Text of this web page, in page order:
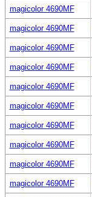
magicolor 4690MF
magicolor 4690MF
magicolor 4690MF
magicolor 4690MF
magicolor 4690MF
magicolor 4690MF
magicolor 4690MF
magicolor 4690MF
magicolor 4690MF
magicolor 4690MF